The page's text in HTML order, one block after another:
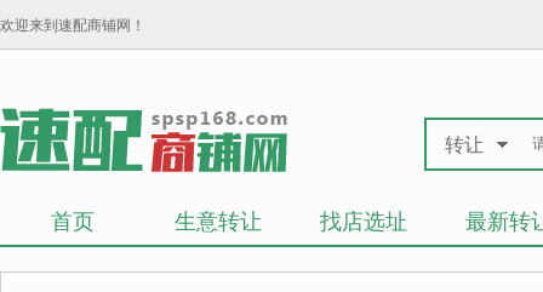
欢迎来到速配商铺网！
转让
首页 生意转让 找店选址 最新转